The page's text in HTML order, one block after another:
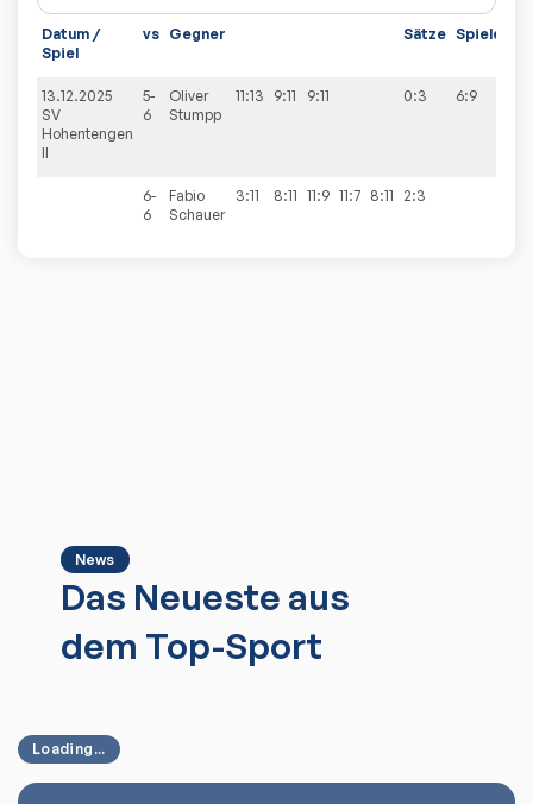
Datum /
Spiel
vs Gegner Sätze Spiele
13.12.2025
SV
Hohentengen
II
5-
6
Oliver
Stumpp
11:13 9:11 9:11 0:3 6:9
6-
6
Fabio
Schauer
3:11 8:11 11:9 11:7 8:11 2:3
News
Das Neueste aus
dem Top-Sport
Loading...